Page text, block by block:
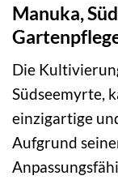
Manuka,
Die
Südseemyrte,
einzigartige
Aufgrund